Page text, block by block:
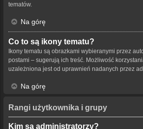
tematów.
Na górę
Co to są ikony tematu?
Ikony tematu są obrazkami wybieranymi przez
postami – sugerują ich treść. Możliwość
uzależniona jest od uprawnień nadanych przez
Na górę
Rangi użytkownika i grupy
Kim są administratorzy?